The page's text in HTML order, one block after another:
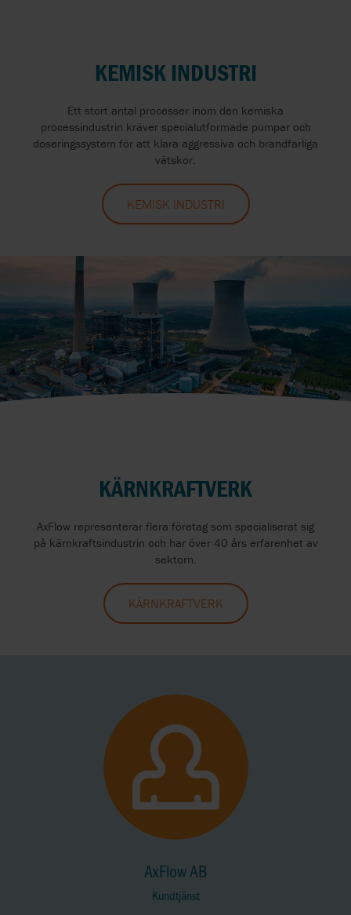
KEMISK INDUSTRI
Ett stort antal processer inom den kemiska
processindustrin kräver specialutformade pumpar och
doseringssystem för att klara aggressiva och brandfarliga
vätskor.
KEMISK INDUSTRI
KÄRNKRAFTVERK
AxFlow representerar flera företag som specialiserat sig
på kärnkraftsindustrin och har över 40 års erfarenhet av
sektorn.
KÄRNKRAFTVERK
AxFlow AB
Kundtjänst